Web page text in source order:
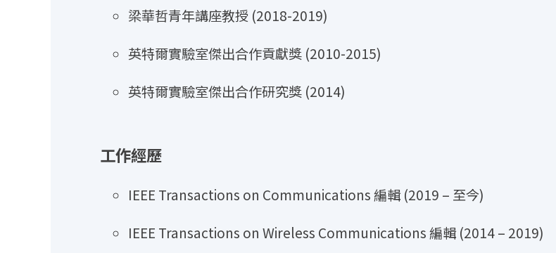
梁華哲青年講座教授 (2018-2019)
英特爾實驗室傑出合作貢獻獎 (2010-2015)
英特爾實驗室傑出合作研究獎 (2014)
工作經歷
IEEE Transactions on Communications 編輯 (2019 – 至今)
IEEE Transactions on Wireless Communications 編輯 (2014 – 2019)